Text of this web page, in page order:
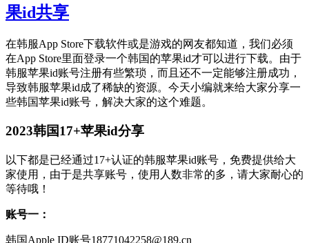
果id共享
在韩服App Store下载软件或是游戏的网友都知道，我们必须
在App Store里面登录一个韩国的苹果id才可以进行下载。由于
韩服苹果id账号注册有些繁琐，而且还不一定能够注册成功，
导致韩服苹果id成了稀缺的资源。今天小编就来给大家分享一
些韩国苹果id账号，解决大家的这个难题。
2023韩国17+苹果id分享
以下都是已经通过17+认证的韩服苹果id账号，免费提供给大
家使用，由于是共享账号，使用人数非常的多，请大家耐心的
等待哦！
账号一：
韩国Apple ID账号18771042258@189.cn